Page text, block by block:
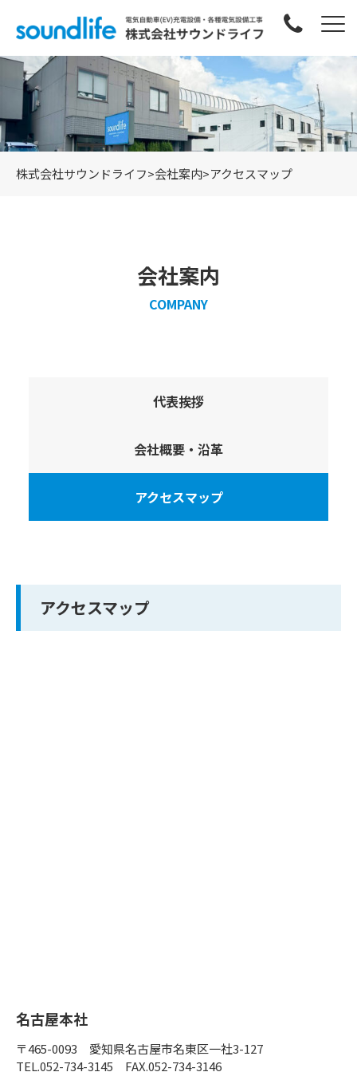
株式会社サウンドライフ>会社案内>アクセスマップ
会社案内
COMPANY
代表挨拶
会社概要・沿革
アクセスマップ
アクセスマップ
名古屋本社
〒465-0093 愛知県名古屋市名東区一社3-127
TEL.052-734-3145 FAX.052-734-3146